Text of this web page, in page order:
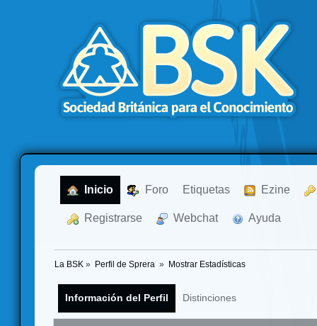
Inicio Foro Etiquetas Ezine
Registrarse Webchat Ayuda
La BSK » Perfil de Sprera » Mostrar Estadísticas
Información del Perfil Distinciones